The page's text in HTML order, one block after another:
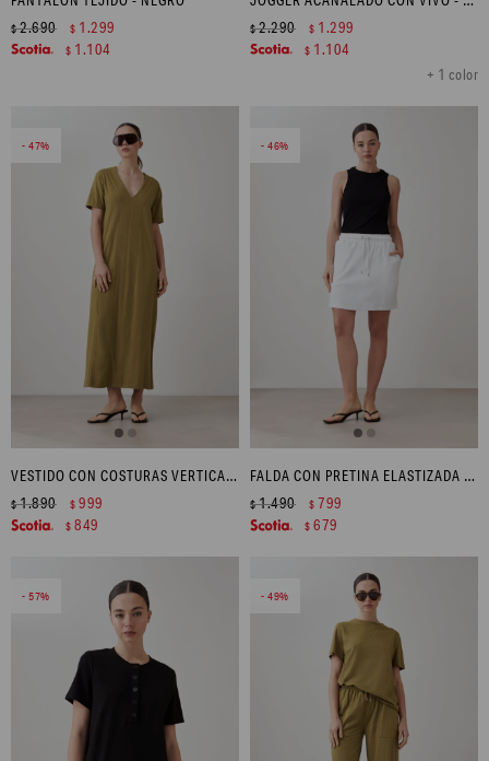
$2.690 $ 1.299
$ 1.104
+ 1 color
$2.290 $ 1.299
$ 1.104
47
VESTIDO CON COSTURAS VERTICALES Y TAJOS LATERALES - VERDE OLIVA
$1.890 $ 999
$ 849
46
FALDA CON PRETINA ELASTIZADA - BLANCO
$1.490 $ 799
$ 679
57 49